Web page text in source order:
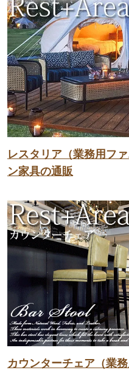
レスタリア（業務用フ
ン家具の通販
カウンターチェア（業